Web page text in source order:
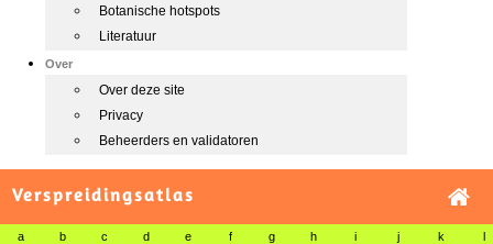
Botanische hotspots
Literatuur
Over
Over deze site
Privacy
Beheerders en validatoren
Verspreidingsatlas
a b c d e f g h i j k l